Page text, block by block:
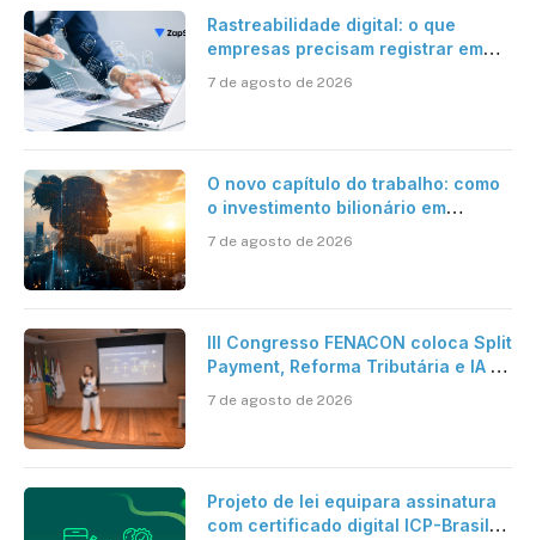
Rastreabilidade digital: o que
empresas precisam registrar em
7 de agosto de 2026
O novo capítulo do trabalho: como
o investimento bilionário em
verdadeira era da inteligência
7 de agosto de 2026
III Congresso FENACON coloca Split
Payment, Reforma Tributária e IA no
7 de agosto de 2026
Projeto de lei equipara assinatura
com certificado digital ICP-Brasil